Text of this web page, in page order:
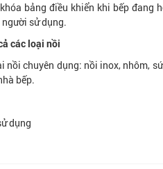
bảng điều khiển khi bếp đang
sử dụng.
các loại nồi
nồi chuyên dụng: nồi inox, nhôm,
bếp.
dụng